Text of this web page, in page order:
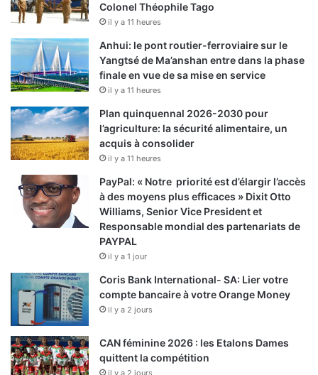
Colonel Théophile Tago
il y a 11 heures
Anhui: le pont routier-ferroviaire sur le
Yangtsé de Ma’anshan entre dans la phase
finale en vue de sa mise en service
il y a 11 heures
Plan quinquennal 2026-2030 pour
l’agriculture: la sécurité alimentaire, un
acquis à consolider
il y a 11 heures
PayPal: « Notre priorité est d’élargir l’accès
à des moyens plus efficaces » Dixit Otto
Williams, Senior Vice President et
Responsable mondial des partenariats de
PAYPAL
il y a 1 jour
Coris Bank International- SA: Lier votre
compte bancaire à votre Orange Money
il y a 2 jours
CAN féminine 2026 : les Etalons Dames
quittent la compétition